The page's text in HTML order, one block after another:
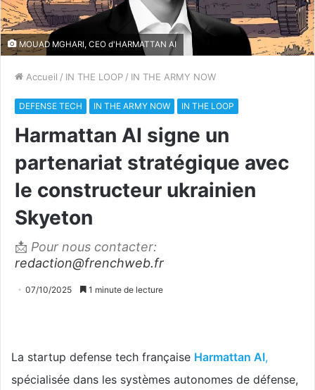
MOUAD MGHARI, CEO d'HARMATTAN AI
Accueil / IN THE LOOP / IN THE ARMY NOW
DEFENSE TECH IN THE ARMY NOW IN THE LOOP
Harmattan AI signe un
partenariat stratégique avec
le constructeur ukrainien
Skyeton
📩 Pour nous contacter:
redaction@frenchweb.fr
07/10/2025 1 minute de lecture
La startup defense tech française Harmattan AI,
spécialisée dans les systèmes autonomes de défense,